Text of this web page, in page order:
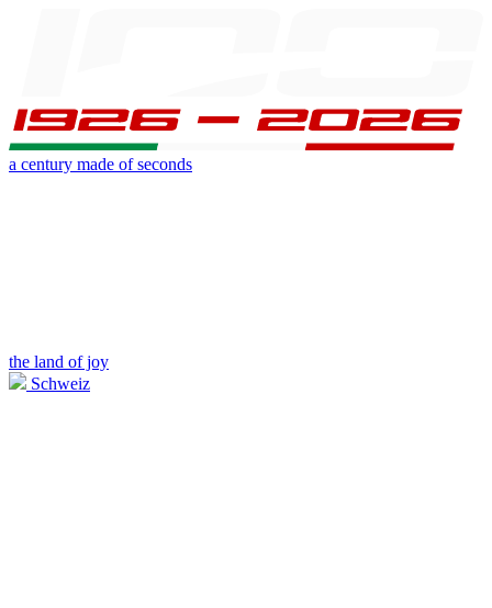
a century made of seconds
the land of joy
Schweiz